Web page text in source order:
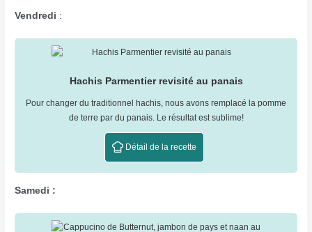
Vendredi :
Hachis Parmentier revisité au panais
Pour changer du traditionnel hachis, nous avons remplacé la pomme
de terre par du panais. Le résultat est sublime!
Détail de la recette
Samedi :